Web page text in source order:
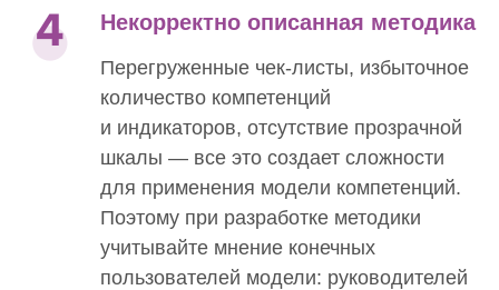
Некорректно описанная методика
Перегруженные чек-листы, избыточное
количество компетенций
и индикаторов, отсутствие прозрачной
шкалы — все это создает сложности
для применения модели компетенций.
Поэтому при разработке методики
учитывайте мнение конечных
пользователей модели: руководителей